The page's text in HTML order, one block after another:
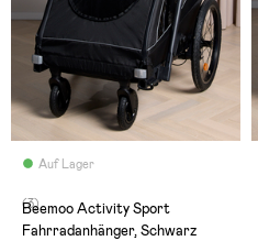
Auf Lager
(3)
Beemoo Activity Sport
Fahrradanhänger, Schwarz